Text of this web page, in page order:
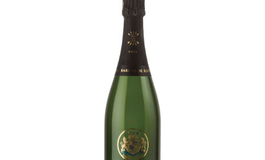
Barons De Rothschild Champagne
Brut
-
Champagne